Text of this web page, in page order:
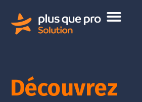
Découvrez